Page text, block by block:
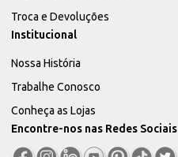
Troca e Devoluções
Institucional
Nossa História
Trabalhe Conosco
Conheça as Lojas
Encontre-nos nas Redes Sociais